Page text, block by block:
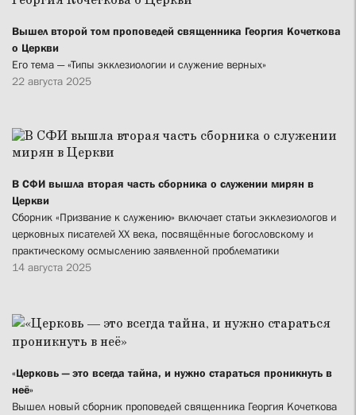
Вышел второй том проповедей священника Георгия Кочеткова
о Церкви
Его тема — «Типы экклезиологии и служение верных»
22 августа 2025
В СФИ вышла вторая часть сборника о служении мирян в
Церкви
Сборник «Призвание к служению» включает статьи экклезиологов и
церковных писателей XX века, посвящённые богословскому и
практическому осмыслению заявленной проблематики
14 августа 2025
«Церковь — это всегда тайна, и нужно стараться проникнуть в
неё»
Вышел новый сборник проповедей священника Георгия Кочеткова